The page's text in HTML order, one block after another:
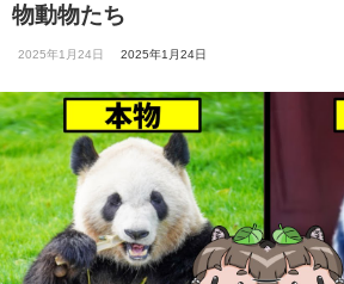
物動物たち
2025年1月24日 2025年1月24日